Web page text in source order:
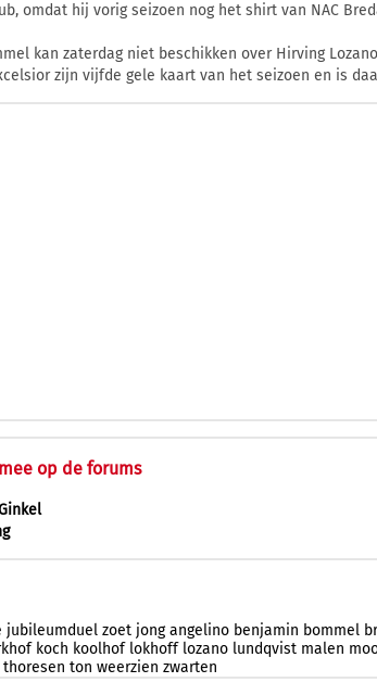
omdat hij vorig seizoen nog het shirt van NAC
kan zaterdag niet beschikken over Hirving
zijn vijfde gele kaart van het seizoen en is
op de forums
jubileumduel zoet jong angelino benjamin bommel
koch koolhof lokhoff lozano lundqvist malen
thoresen ton weerzien zwarten